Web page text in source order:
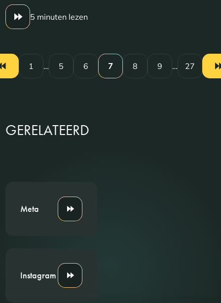
5 minuten lezen
1 … 5 6 7 8 9 … 27
GERELATEERD
Meta
Instagram